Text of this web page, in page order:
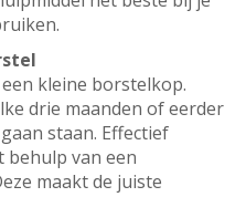
kleine borstelkop.
drie maanden of eerder
staan. Effectief
behulp van een
maakt de juiste